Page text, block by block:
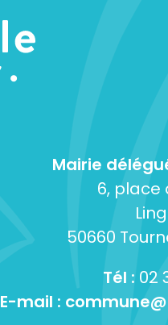
Mairie
6, place
50660
Tél : 02
E-mail :